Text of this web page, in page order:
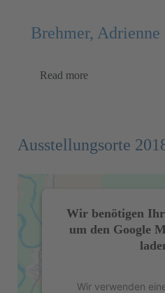
Brehmer, Adrienne
Read more
Ausstellungsorte
Wir benötigen
um den Google
Wir verwenden